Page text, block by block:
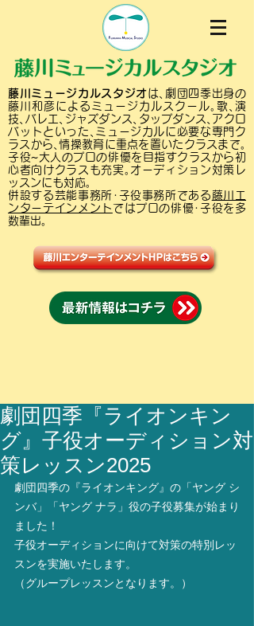
藤川ミュージカルスタジオは､劇団四季出身の
藤川和彦によるミュージカルスクール｡歌､演
技､バレエ､ジャズダンス､タップダンス､アクロ
バットといった､ミュージカルに必要な専門ク
ラスから､情操教育に重点を置いたクラスまで｡
子役~大人のプロの俳優を目指すクラスから初
心者向けクラスも充実｡オーディション対策レ
ッスンにも対応｡
併設する芸能事務所･子役事務所である 藤川エ
ンターテインメント ではプロの俳優･子役を多
数輩出｡
劇団四季『ライオンキン
グ』子役オーディション対
策レッスン2025
劇団四季の『ライオンキング』の「ヤング シ
ンバ」「ヤング ナラ」役の子役募集が始まり
ました！
子役オーディションに向けて対策の特別レッ
スンを実施いたします。
（グループレッスンとなります。）